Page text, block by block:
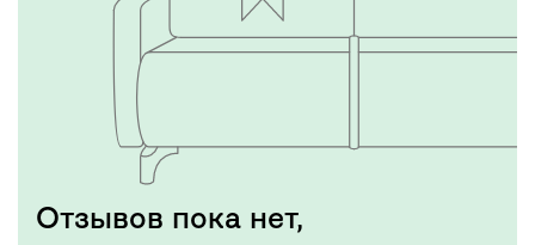
Отзывов пока нет,